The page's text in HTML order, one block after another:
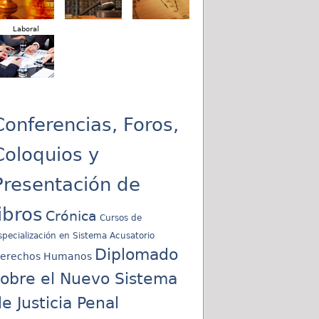
Laboral
Foros,
y
de
Crónica Cursos de
en Sistema Acusatorio
Humanos Diplomado
el Nuevo Sistema
Justicia Penal